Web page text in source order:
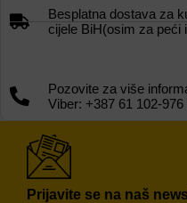
Besplatna dostava za
cijele BiH(osim za peći
Pozovite za više
Viber: +387 61 102-
Prijavite se na naš